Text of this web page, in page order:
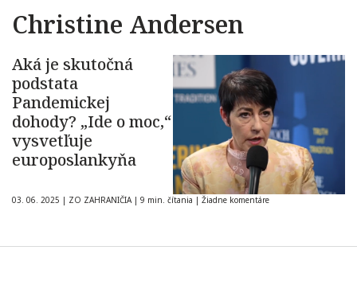
Christine Andersen
Aká je skutočná
podstata
Pandemickej
dohody? „Ide o moc,“
vysvetľuje
europoslankyňa
03. 06. 2025 | ZO ZAHRANIČIA | 9 min. čítania | Žiadne komentáre